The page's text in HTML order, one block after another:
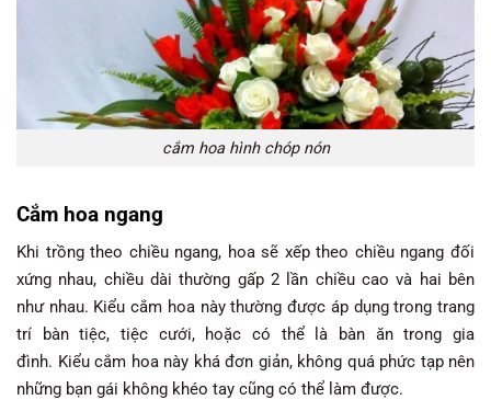
cắm hoa hình chóp nón
Cắm hoa ngang
Khi trồng theo chiều ngang, hoa sẽ xếp theo chiều ngang đối
xứng nhau, chiều dài thường gấp 2 lần chiều cao và hai bên
như nhau. Kiểu cắm hoa này thường được áp dụng trong trang
trí bàn tiệc, tiệc cưới, hoặc có thể là bàn ăn trong gia
đình. Kiểu cắm hoa này khá đơn giản, không quá phức tạp nên
những bạn gái không khéo tay cũng có thể làm được.